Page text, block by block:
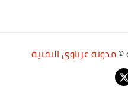
مدونة عرباوي التقنية